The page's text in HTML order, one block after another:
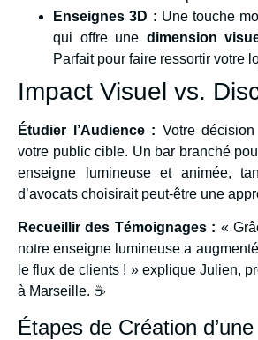
Enseignes 3D : Une touche
qui offre une dimension
Parfait pour faire ressortir votre
Impact Visuel vs.
Étudier l’Audience : Votre
votre public cible. Un bar branché
enseigne lumineuse et animée,
d’avocats choisirait peut-être une
Recueillir des Témoignages : «
notre enseigne lumineuse a
le flux de clients ! » explique Julien,
à Marseille. ☕
Étapes de Création